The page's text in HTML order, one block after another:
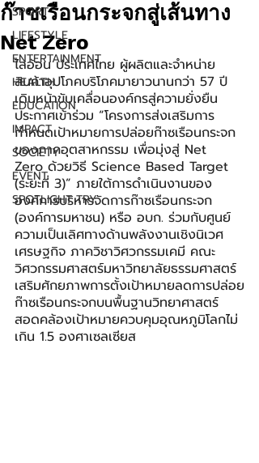
SPORT
LIFESTYLE
ENTERTAINMENT
HEALTH
EDUCATION
IMPACT
SOCIETY
EVENT
SPOTLIGHT TRY
ก๊าซเรือนกระจกสู่เส้นทาง
Net Zero
ไลอ้อน ประเทศไทย ผู้ผลิตและจำหน่าย
สินค้าอุปโภคบริโภคมายาวนานกว่า 57 ปี
เดินหน้าขับเคลื่อนองค์กรสู่ความยั่งยืน
ประกาศเข้าร่วม “โครงการส่งเสริมการ
กำหนดเป้าหมายการปล่อยก๊าซเรือนกระจก
ของภาคอุตสาหกรรม เพื่อมุ่งสู่ Net
Zero ด้วยวิธี Science Based Target
(ระยะที่ 3)” ภายใต้การดำเนินงานของ
องค์การบริหารจัดการก๊าซเรือนกระจก
(องค์การมหาชน) หรือ อบก. ร่วมกับศูนย์
ความเป็นเลิศทางด้านพลังงานเชิงนิเวศ
เศรษฐกิจ ภาควิชาวิศวกรรมเคมี คณะ
วิศวกรรมศาสตร์มหาวิทยาลัยธรรมศาสตร์
เสริมศักยภาพการตั้งเป้าหมายลดการปล่อย
ก๊าซเรือนกระจกบนพื้นฐานวิทยาศาสตร์
สอดคล้องเป้าหมายควบคุมอุณหภูมิโลกไม่
เกิน 1.5 องศาเซลเซียส